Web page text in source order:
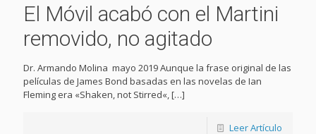
El Móvil acabó con el Martini
removido, no agitado
Dr. Armando Molina mayo 2019 Aunque la frase original de las
películas de James Bond basadas en las novelas de Ian
Fleming era «Shaken, not Stirred«, […]
Leer Artículo